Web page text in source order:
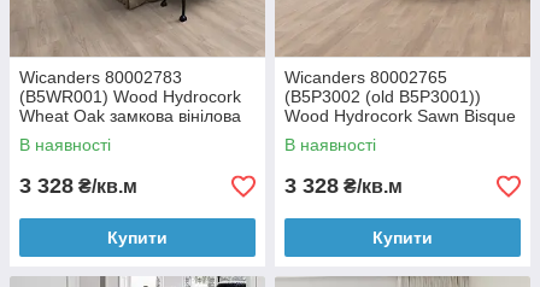
Wicanders 80002783
(B5WR001) Wood Hydrocork
Wheat Oak замкова вінілова
плитка
В наявності
3 328 ₴/кв.м
Купити
Wicanders 80002765
(B5P3002 (old B5P3001))
Wood Hydrocork Sawn Bisque
Oak замкова вінілова плитка
В наявності
3 328 ₴/кв.м
Купити